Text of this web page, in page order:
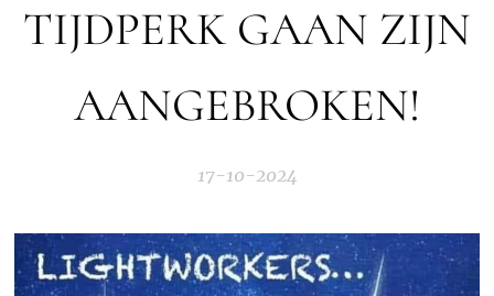
TIJDPERK GAAN ZIJN
AANGEBROKEN!
17-10-2024